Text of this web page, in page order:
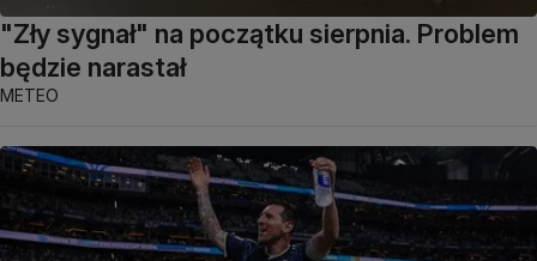
"Zły sygnał" na początku sierpnia. Problem
będzie narastał
METEO